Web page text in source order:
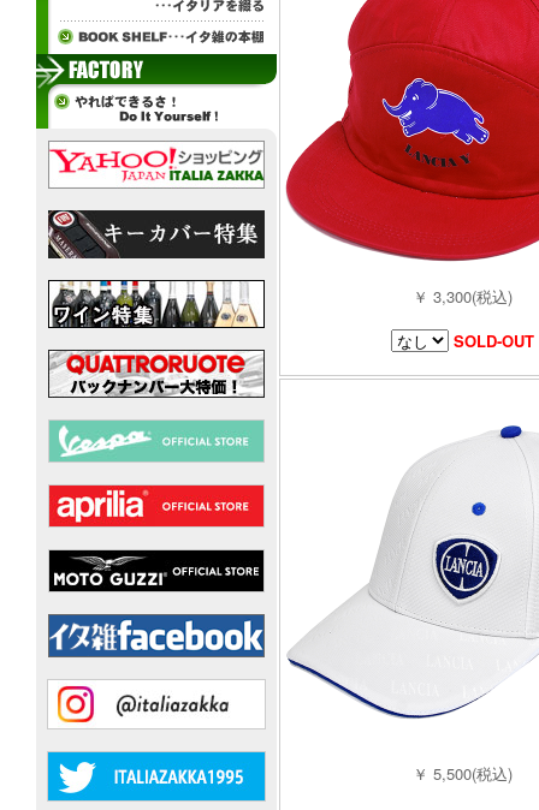
￥ 3,300(税込)
SOLD-OUT
￥ 5,500(税込)